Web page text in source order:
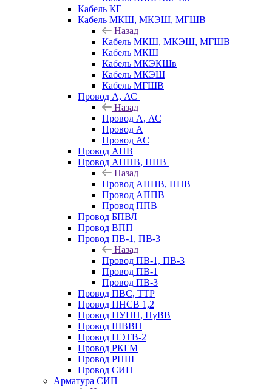
Кабель КГ
Кабель МКШ, МКЭШ, МГШВ
Назад
Кабель МКШ, МКЭШ, МГШВ
Кабель МКШ
Кабель МКЭКШв
Кабель МКЭШ
Кабель МГШВ
Провод А, АС
Назад
Провод А, АС
Провод А
Провод АС
Провод АПВ
Провод АППВ, ППВ
Назад
Провод АППВ, ППВ
Провод АППВ
Провод ППВ
Провод БПВЛ
Провод ВПП
Провод ПВ-1, ПВ-3
Назад
Провод ПВ-1, ПВ-3
Провод ПВ-1
Провод ПВ-3
Провод ПВС, ТТР
Провод ПНСВ 1,2
Провод ПУНП, ПуВВ
Провод ШВВП
Провод ПЭТВ-2
Провод РКГМ
Провод РПШ
Провод СИП
Арматура СИП